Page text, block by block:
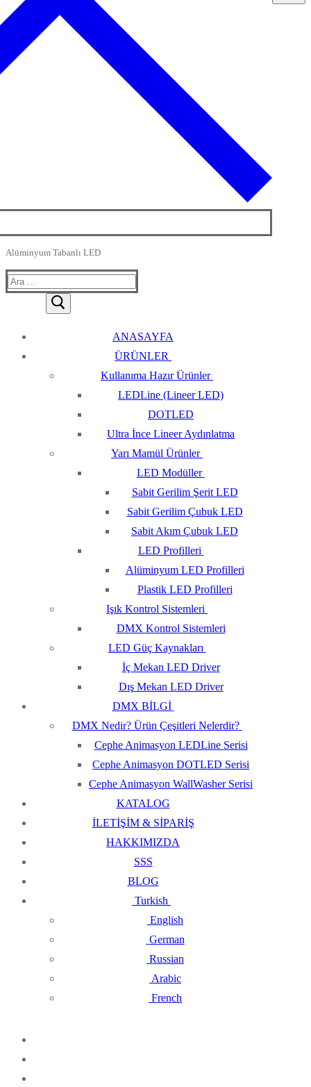
Alüminyum Tabanlı LED
Arama:
ANASAYFA
ÜRÜNLER
Kullanıma Hazır Ürünler
LEDLine (Lineer LED)
DOTLED
Ultra İnce Lineer Aydınlatma
Yarı Mamül Ürünler
LED Modüller
Sabit Gerilim Şerit LED
Sabit Gerilim Çubuk LED
Sabit Akım Çubuk LED
LED Profilleri
Alüminyum LED Profilleri
Plastik LED Profilleri
Işık Kontrol Sistemleri
DMX Kontrol Sistemleri
LED Güç Kaynakları
İç Mekan LED Driver
Dış Mekan LED Driver
DMX BİLGİ
DMX Nedir? Ürün Çeşitleri Nelerdir?
Cephe Animasyon LEDLine Serisi
Cephe Animasyon DOTLED Serisi
Cephe Animasyon WallWasher Serisi
KATALOG
İLETİŞİM & SİPARİŞ
HAKKIMIZDA
SSS
BLOG
Turkish
English
German
Russian
Arabic
French